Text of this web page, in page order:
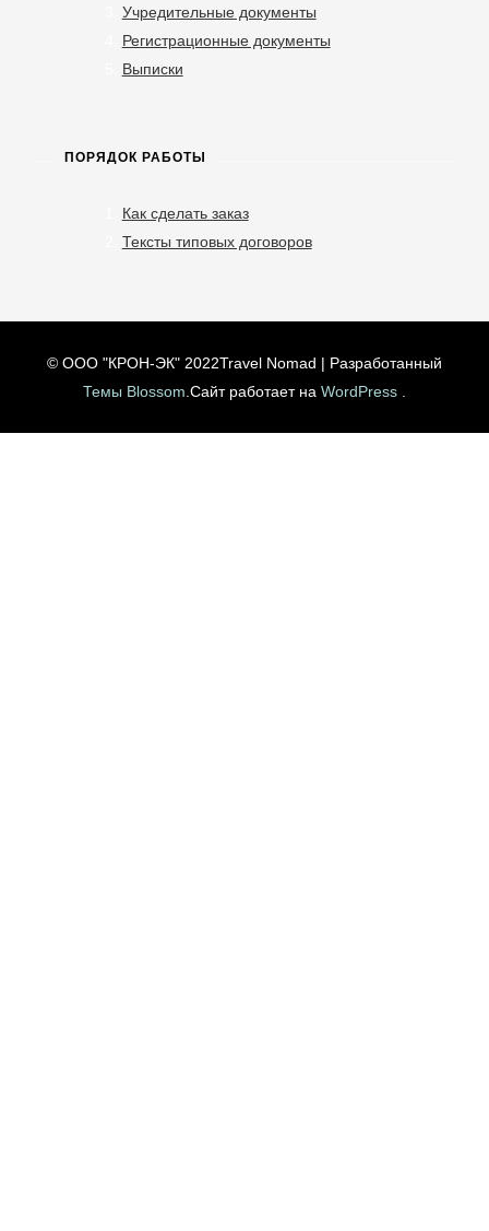
Учредительные документы
Регистрационные документы
Выписки
ПОРЯДОК РАБОТЫ
Как сделать заказ
Тексты типовых договоров
© ООО "КРОН-ЭК" 2022Travel Nomad | Разработанный
Темы Blossom .Сайт работает на WordPress